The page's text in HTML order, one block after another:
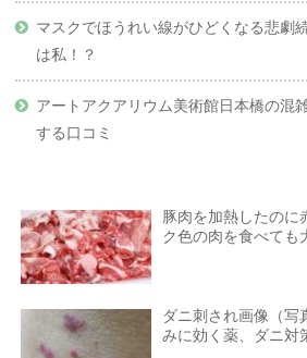
マスクでほうれい線がひどくなる悲劇
は私！？
アートアクアリウム美術館日本橋の混
する口コミ
豚肉を加熱したのに
ク色の肉を食べても
ダニ刺され画像（
みに効く薬、ダニ対